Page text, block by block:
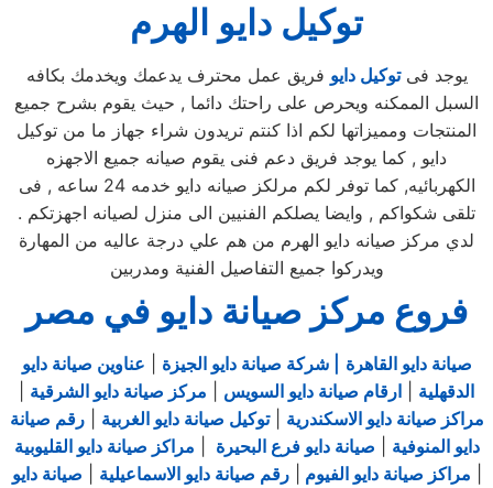
توكيل دايو الهرم
يوجد فىتوكيل دايو فريق عمل محترف يدعمك ويخدمك بكافه
السبل الممكنه ويحرص على راحتك دائما , حيث يقوم بشرح جميع
المنتجات ومميزاتها لكم اذا كنتم تريدون شراء جهاز ما من توكيل
دايو , كما يوجد فريق دعم فنى يقوم صيانه جميع الاجهزه
الكهربائيه, كما توفر لكم مرلكز صيانه دايو خدمه 24 ساعه , فى
تلقى شكواكم , وايضا يصلكم الفنيين الى منزل لصيانه اجهزتكم .
لدي مركز صيانه دايو الهرم من هم علي درجة عاليه من المهارة
ويدركوا جميع التفاصيل الفنية ومدربين
فروع مركز صيانة دايو في مصر
صيانة دايو القاهرة | شركة صيانة دايو الجيزة
عناوين صيانة دايو
الدقهلية
ارقام صيانة دايو السويس مركز صيانة دايو الشرقية
مراكز صيانة دايو الاسكندرية |توكيل صيانة دايو الغربية |رقم صيانة
دايو المنوفية
صيانة دايو فرع البحيرة
مراكز صيانة دايو القليوبية
مراكز صيانة دايو الفيوم |رقم صيانة دايو الاسماعيلية
صيانة دايو